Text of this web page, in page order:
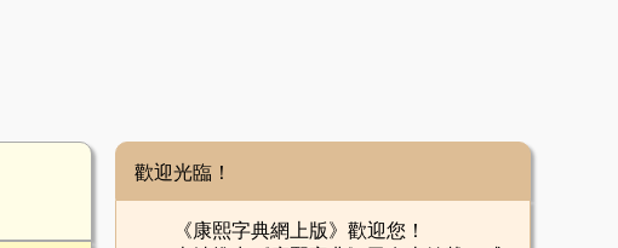
歡迎光臨！
《康熙字典網上版》歡迎您！